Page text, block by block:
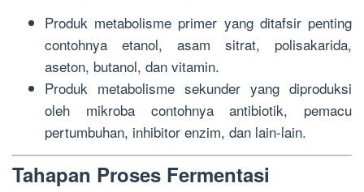
Produk metabolisme primer yang ditafsir penting
contohnya etanol, asam sitrat, polisakarida,
aseton, butanol, dan vitamin.
Produk metabolisme sekunder yang diproduksi
oleh mikroba contohnya antibiotik, pemacu
pertumbuhan, inhibitor enzim, dan lain-lain.
Tahapan Proses Fermentasi